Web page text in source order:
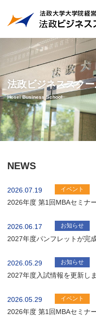
法政ビジネススク
Hosei Business School
NEWS
2026.07.19 イベント
2026年度 第1回MBAセミナ
2026.06.17 お知らせ
2027年度パンフレットが完
2026.05.29 お知らせ
2027年度入試情報を更新し
2026.05.29 イベント
2026年度 第1回MBAセミナ